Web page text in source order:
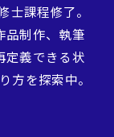
士課程修了。
品制作、執筆
定義できる状
方を探索中。